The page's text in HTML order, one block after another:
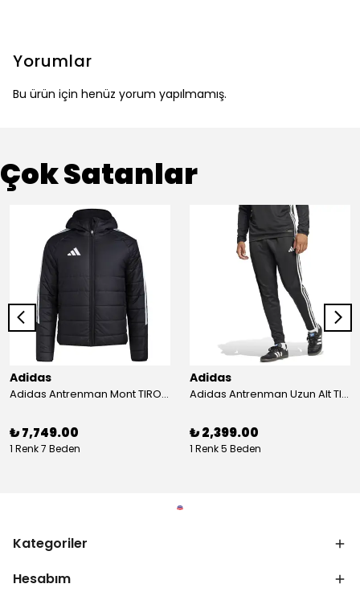
Yorumlar
Bu ürün için henüz yorum yapılmamış.
Çok Satanlar
Adidas
Adidas Antrenman Mont TIRO24 WINT JKT IJ7388
₺ 7,749.00
1 Renk 7 Beden
Adidas
Adidas Antrenman Uzun Alt TIRO ES PNT JD0442
₺ 2,399.00
1 Renk 5 Beden
Kategoriler
Hesabım